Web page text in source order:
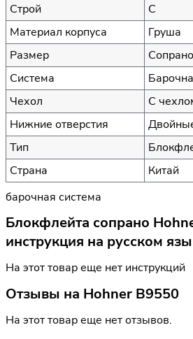
Строй
C
Материал корпуса
Груша
Размер
Сопрано
Система
Чехол
С
Нижние отверстия
Тип
Страна
Китай
барочная система
Блокфлейта сопрано
инструкция на русском
На этот товар еще нет инструкций
Отзывы на Hohner B9550
На этот товар еще нет отзывов.